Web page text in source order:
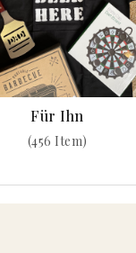
Für Ihn
(456 Item)